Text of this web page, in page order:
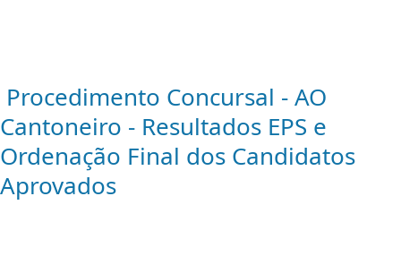
Procedimento Concursal - AO
Cantoneiro - Resultados EPS e
Ordenação Final dos Candidatos
Aprovados